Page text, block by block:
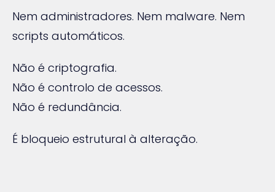
Nem administradores. Nem malware. Nem
scripts automáticos.
Não é criptografia.
Não é controlo de acessos.
Não é redundância.
É bloqueio estrutural à alteração.